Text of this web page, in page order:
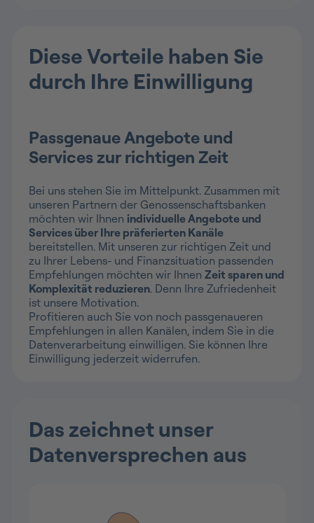
Diese Vorteile haben Sie
durch Ihre Einwilligung
Passgenaue Angebote und
Services zur richtigen Zeit
Bei uns stehen Sie im Mittelpunkt. Zusammen mit
unseren Partnern der Genossenschaftsbanken
möchten wir Ihnen individuelle Angebote und
Services über Ihre präferierten Kanäle
bereitstellen. Mit unseren zur richtigen Zeit und
zu Ihrer Lebens- und Finanzsituation passenden
Empfehlungen möchten wir Ihnen Zeit sparen und
Komplexität reduzieren. Denn Ihre Zufriedenheit
ist unsere Motivation.
Profitieren auch Sie von noch passgenaueren
Empfehlungen in allen Kanälen, indem Sie in die
Datenverarbeitung einwilligen. Sie können Ihre
Einwilligung jederzeit widerrufen.
Das zeichnet unser
Datenversprechen aus